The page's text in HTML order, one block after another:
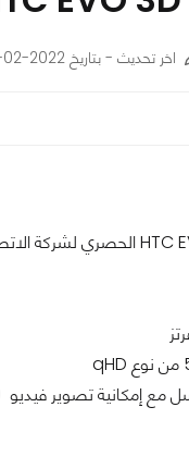
اخر تحديث - بتاريخ 2022-02-08